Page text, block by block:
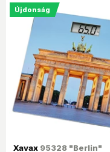
Újdonság
Xavax95328 "Berlin"